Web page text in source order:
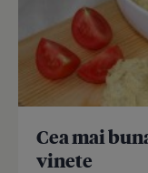
Cea mai
vinete